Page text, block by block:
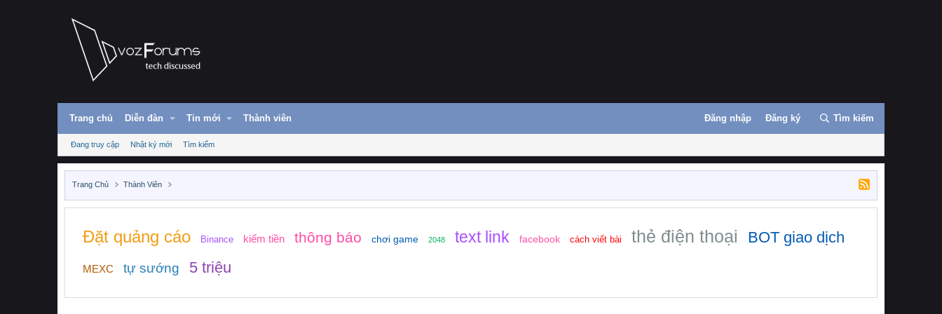
Trang chủ Diễn đàn Tin mới Thành viên Đăng nhập Đăng ký Tìm kiếm
Đang truy cập Nhật ký mới Tìm kiếm
Trang Chủ Thành Viên
Đặt quảng cáo Binance kiếm tiền thông báo chơi game 2048 text link facebook cách viết bài thẻ điện thoại BOT giao dịch
MEXC tự sướng 5 triệu